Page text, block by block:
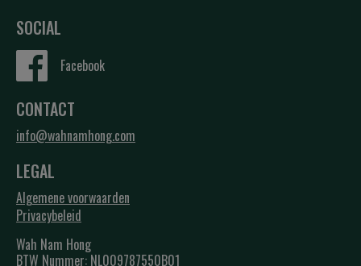
SOCIAL
Facebook
CONTACT
info@wahnamhong.com
LEGAL
Algemene voorwaarden
Privacybeleid
Wah Nam Hong
BTW Nummer: NL009787550B01